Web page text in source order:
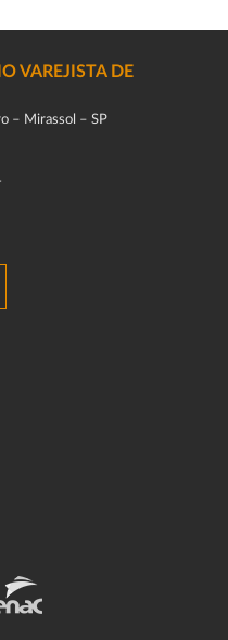
VAREJISTA DE
– Mirassol – SP